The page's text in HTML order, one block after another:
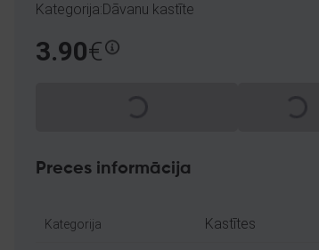
Kategorija:Dāvanu kastīte
3.90€
Spinning
Preces informācija
Kategorija Kastītes